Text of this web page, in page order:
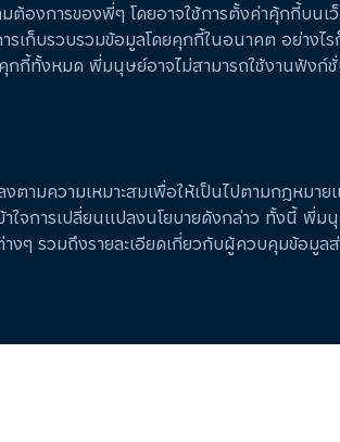
องการของพี่ๆ โดยอาจใช้การตั้งค่าคุ้กกี้บนเว็
เก็บรวบรวมข้อมูลโดยคุกกี้ในอนาคต อย่างไ
กกี้ทั้งหมด พี่มนุษย์อาจไม่สามารถใช้งานฟังก์
ามความเหมาะสมเพื่อให้เป็นไปตามกฎหมาย
จการเปลี่ยนแปลงนโยบายดังกล่าว ทั้งนี้ พี่ม
ๆ รวมถึงรายละเอียดเกี่ยวกับผู้ควบคุมข้อมูล